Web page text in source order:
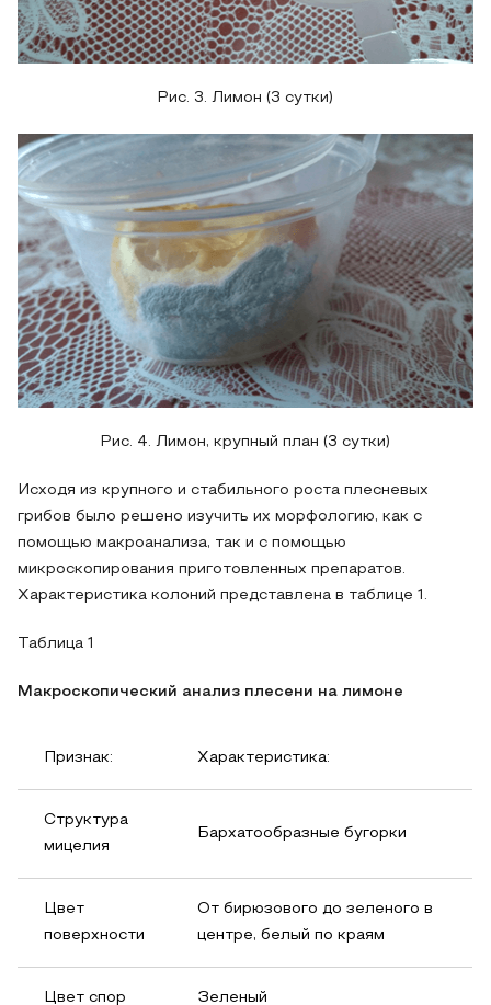
Рис. 3. Лимон (3 сутки)
Рис. 4. Лимон, крупный план (3 сутки)
Исходя из крупного и стабильного роста плесневых
грибов было решено изучить их морфологию, как с
помощью макроанализа, так и с помощью
микроскопирования приготовленных препаратов.
Характеристика колоний представлена в таблице 1.
Таблица 1
Макроскопический анализ плесени на лимоне
Признак: Характеристика:
Структура
мицелия
Бархатообразные бугорки
Цвет
поверхности
От бирюзового до зеленого в
центре, белый по краям
Цвет спор Зеленый